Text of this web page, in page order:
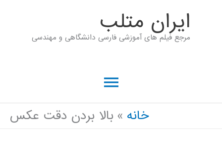
ايران متلب
مرجع فیلم های آموزشی فارسی دانشگاهی و مهندسی
فهرست
اصلی خانه بالا بردن دقت عکس